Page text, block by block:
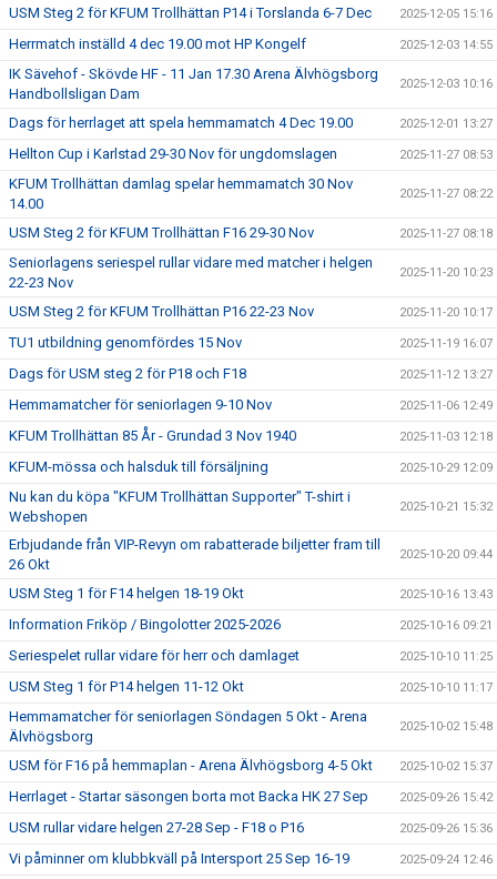
USM Steg 2 för KFUM Trollhättan P14 i Torslanda 6-7 Dec 2025-12-05 15:16
Herrmatch inställd 4 dec 19.00 mot HP Kongelf 2025-12-03 14:55
IK Sävehof - Skövde HF - 11 Jan 17.30 Arena Älvhögsborg
Handbollsligan Dam
2025-12-03 10:16
Dags för herrlaget att spela hemmamatch 4 Dec 19.00 2025-12-01 13:27
Hellton Cup i Karlstad 29-30 Nov för ungdomslagen 2025-11-27 08:53
KFUM Trollhättan damlag spelar hemmamatch 30 Nov
14.00
2025-11-27 08:22
USM Steg 2 för KFUM Trollhättan F16 29-30 Nov 2025-11-27 08:18
Seniorlagens seriespel rullar vidare med matcher i helgen
22-23 Nov
2025-11-20 10:23
USM Steg 2 för KFUM Trollhättan P16 22-23 Nov 2025-11-20 10:17
TU1 utbildning genomfördes 15 Nov 2025-11-19 16:07
Dags för USM steg 2 för P18 och F18 2025-11-12 13:27
Hemmamatcher för seniorlagen 9-10 Nov 2025-11-06 12:49
KFUM Trollhättan 85 År - Grundad 3 Nov 1940 2025-11-03 12:18
KFUM-mössa och halsduk till försäljning 2025-10-29 12:09
Nu kan du köpa "KFUM Trollhättan Supporter" T-shirt i
Webshopen
2025-10-21 15:32
Erbjudande från VIP-Revyn om rabatterade biljetter fram till
26 Okt
2025-10-20 09:44
USM Steg 1 för F14 helgen 18-19 Okt 2025-10-16 13:43
Information Friköp / Bingolotter 2025-2026 2025-10-16 09:21
Seriespelet rullar vidare för herr och damlaget 2025-10-10 11:25
USM Steg 1 för P14 helgen 11-12 Okt 2025-10-10 11:17
Hemmamatcher för seniorlagen Söndagen 5 Okt - Arena
Älvhögsborg
2025-10-02 15:48
USM för F16 på hemmaplan - Arena Älvhögsborg 4-5 Okt 2025-10-02 15:37
Herrlaget - Startar säsongen borta mot Backa HK 27 Sep 2025-09-26 15:42
USM rullar vidare helgen 27-28 Sep - F18 o P16 2025-09-26 15:36
Vi påminner om klubbkväll på Intersport 25 Sep 16-19 2025-09-24 12:46